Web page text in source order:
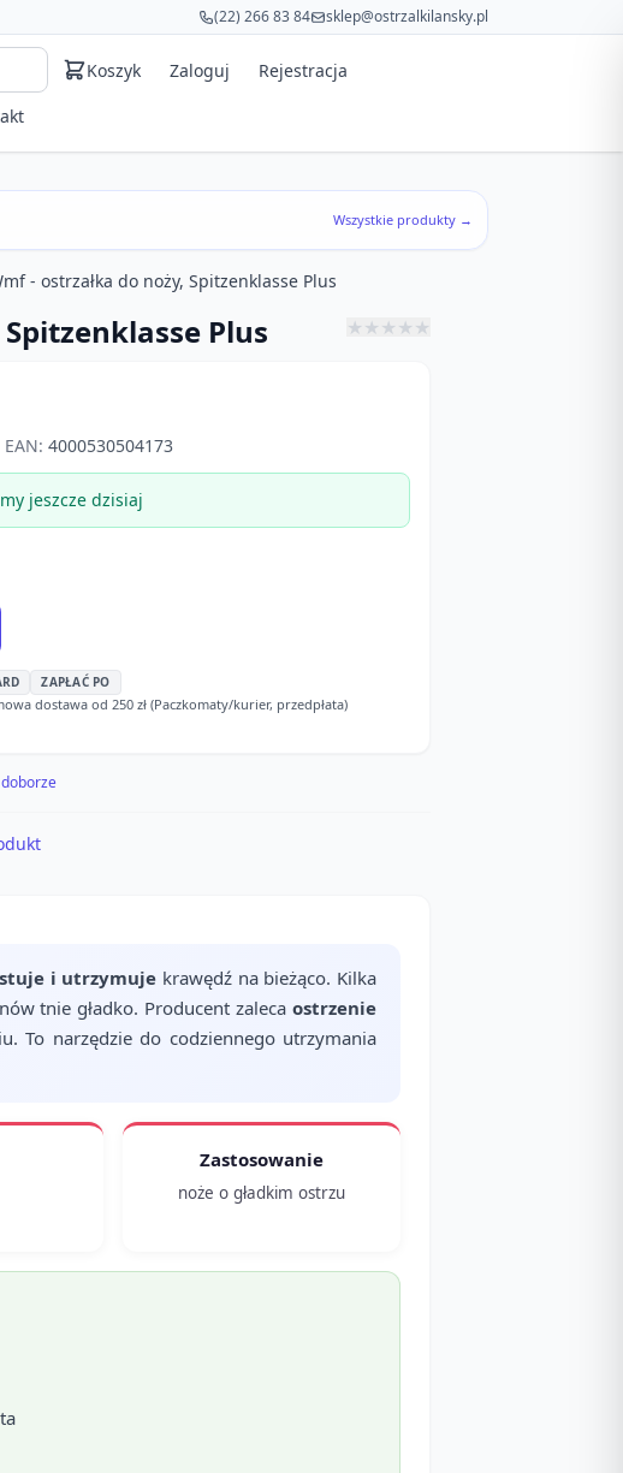
(22) 266 83 84 sklep@ostrzalkilansky.pl
Koszyk Zaloguj Rejestracja
Wszystkie produkty →
- ostrzałka do noży, Spitzenklasse Plus
Plus ★★★★★
EAN: 4000530504173
jeszcze dzisiaj
ZAPŁAĆ PO
dostawa od 250 zł (Paczkomaty/kurier, przedpłata)
i utrzymuje krawędź na bieżąco. Kilka
tnie gładko. Producent zaleca ostrzenie
To narzędzie do codziennego utrzymania
Zastosowanie
noże o gładkim ostrzu